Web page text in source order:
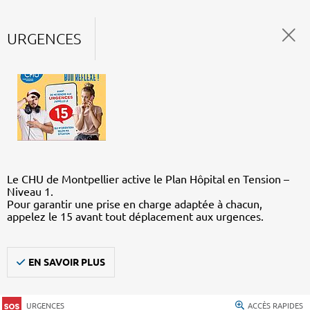
URGENCES
Le CHU de Montpellier active le Plan Hôpital en Tension –
Niveau 1.
Pour garantir une prise en charge adaptée à chacun,
appelez le 15 avant tout déplacement aux urgences.
EN SAVOIR PLUS
URGENCES ACCÈS RAPIDES